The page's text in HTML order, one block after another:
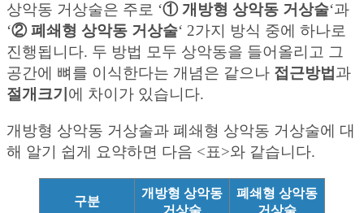
상악동 거상술은 주로 ‘① 개방형 상악동 거상술‘과
‘② 폐쇄형 상악동 거상술‘ 2가지 방식 중에 하나로
진행됩니다. 두 방법 모두 상악동을 들어올리고 그
공간에 뼈를 이식한다는 개념은 같으나 접근방법 과
절개크기 에 차이가 있습니다.
개방형 상악동 거상술과 폐쇄형 상악동 거상술에 대
해 알기 쉽게 요약하면 다음 <표>와 같습니다.
구분
개방형 상악동
폐쇄형 상악동